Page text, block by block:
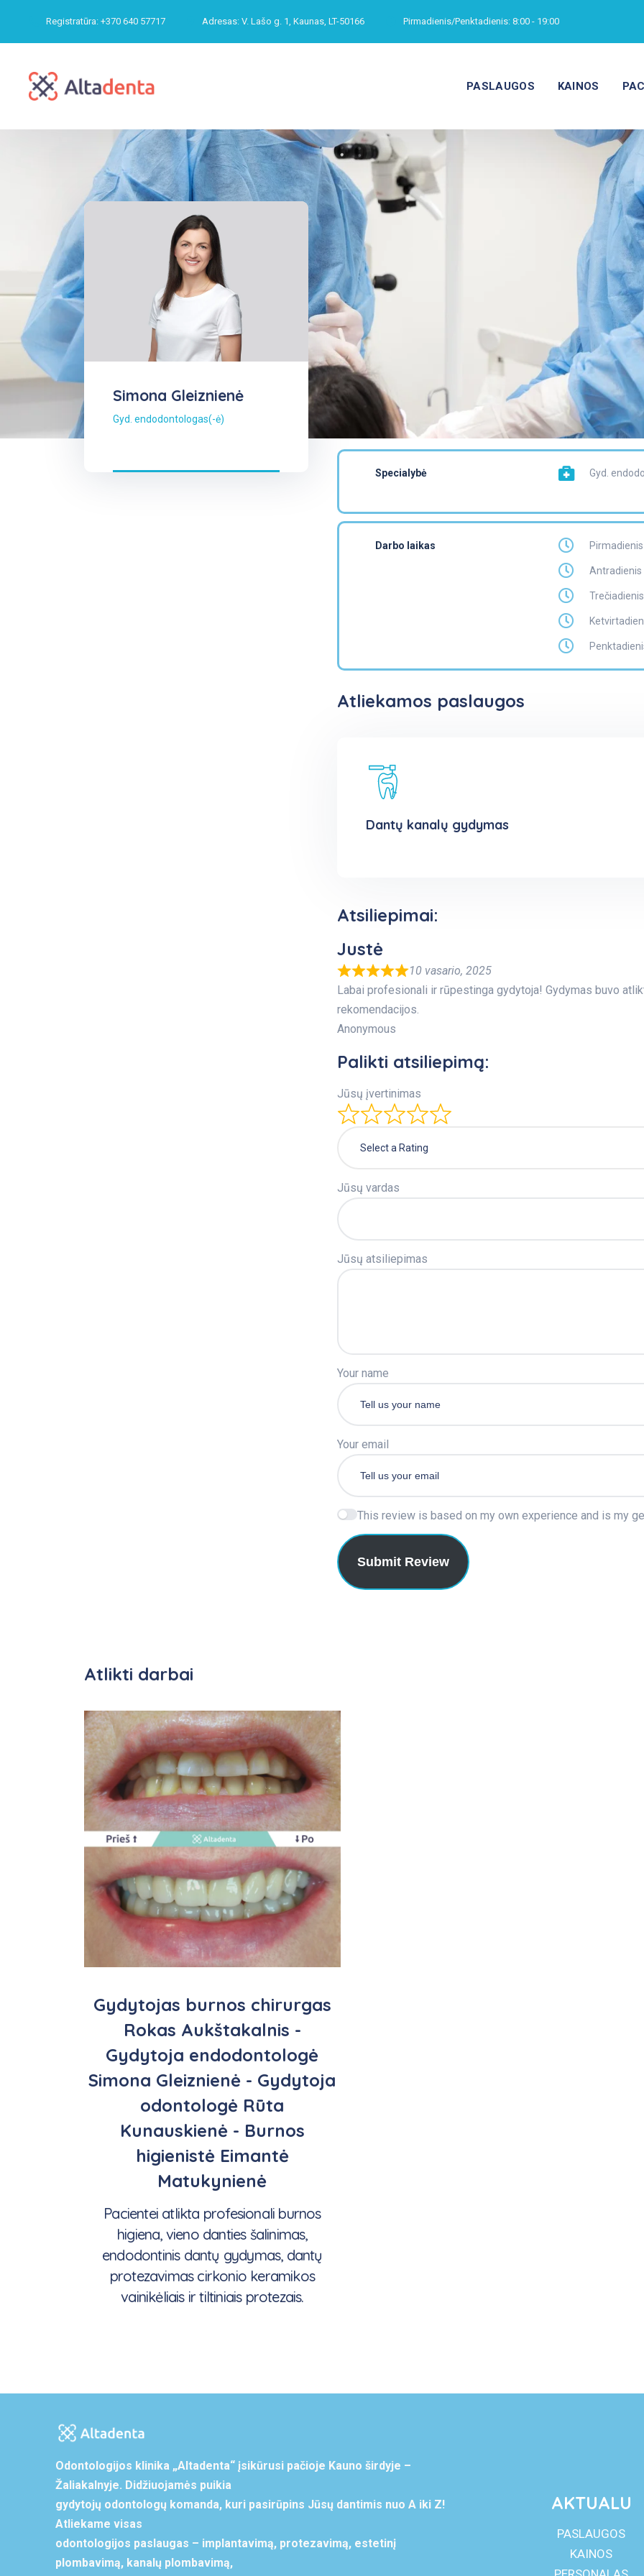
Registratūra: +370 640 57717 Adresas: V. Lašo g. 1, Kaunas, LT-50166 Pirmadienis/Penktadienis: 8:00 - 19:00
PASLAUGOS KAINOS
Simona Gleiznienė
Gyd. endodontologas(-ė)
Specialybė Gyd.
Darbo laikas
Antradienis
Atliekamos paslaugos
Dantų kanalų gydymas
Atsiliepimai:
Justė
10 vasario, 2025
Labai profesionali ir rūpestinga gydytoja! Gydymas buvo
rekomendacijos.
Anonymous
Palikti atsiliepimą:
Jūsų įvertinimas
Select a Rating
Jūsų vardas
Jūsų atsiliepimas
Your name
Your email
This review is based on my own experience and is my
Submit Review
Atlikti darbai
Gydytojas burnos chirurgas
Rokas Aukštakalnis -
Gydytoja endodontologė
Simona Gleiznienė - Gydytoja
odontologė Rūta
Kunauskienė - Burnos
higienistė Eimantė
Matukynienė
Pacientei atlikta profesionali burnos
higiena, vieno danties šalinimas,
endodontinis dantų gydymas, dantų
protezavimas cirkonio keramikos
vainikėliais ir tiltiniais protezais.
Odontologijos klinika „Altadenta“ įsikūrusi pačioje Kauno širdyje –
Žaliakalnyje. Didžiuojamės puikia
gydytojų odontologų komanda, kuri pasirūpins Jūsų dantimis nuo A iki Z!
Atliekame visas
odontologijos paslaugas – implantavimą, protezavimą, estetinį
plombavimą, kanalų plombavimą,
AKTUALU
PASLAUGOS
KAINOS